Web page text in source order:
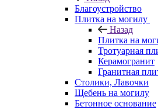
Благоустройство
Плитка на могилу
Назад
Плитка на
Тротуарная
Керамогранит
Гранитная
Столики, Лавочки
Щебень на могилу
Бетонное основание